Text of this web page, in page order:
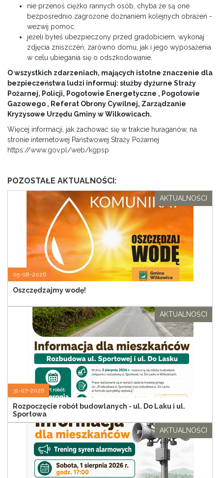
nie przenoś ciężko rannych osób, chyba że są one
bezpośrednio zagrożone doznaniem kolejnych obrażeń -
wezwij pomoc.
jeżeli byłeś ubezpieczony przed gradobiciem, wykonaj
zdjęcia zniszczeń, zarówno domu, jak i jego wyposażenia
w celu ubiegania się o odszkodowanie.
O wszystkich zdarzeniach, mających istotne znaczenie dla
bezpieczeństwa ludzi informuj: służby dyżurne Straży
Pożarnej, Policji, Pogotowie Energetyczne , Pogotowie
Gazowego , Referat Obrony Cywilnej, Zarządzanie
Kryzysowe Urzędu Gminy w Wilkowicach.
Więcej informacji, jak zachować się w trakcie huraganów, na
stronie internetowej Państwowej Straży Pożarnej
https://www.gov.pl/web/kgpsp
POZOSTAŁE AKTUALNOŚCI:
05-08-2026
Oszczędzajmy wodę!
AKTUALNOŚCI
31-07-2026
Rozpoczęcie robót budowlanych - ul. Do Laku i ul.
Sportowa
AKTUALNOŚCI
AKTUALNOŚCI